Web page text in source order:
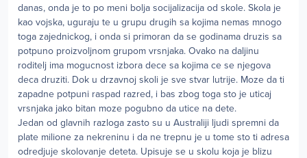
danas, onda je to po meni bolja socijalizacija od skole. Skola je
kao vojska, uguraju te u grupu drugih sa kojima nemas mnogo
toga zajednickog, i onda si primoran da se godinama druzis sa
potpuno proizvoljnom grupom vrsnjaka. Ovako na daljinu
roditelj ima mogucnost izbora dece sa kojima ce se njegova
deca druziti. Dok u drzavnoj skoli je sve stvar lutrije. Moze da ti
zapadne potpuni raspad razred, i bas zbog toga sto je uticaj
vrsnjaka jako bitan moze pogubno da utice na dete.
Jedan od glavnih razloga zasto su u Australiji ljudi spremni da
plate milione za nekreninu i da ne trepnu je u tome sto ti adresa
odredjuje skolovanje deteta. Upisuje se u skolu koja je blizu